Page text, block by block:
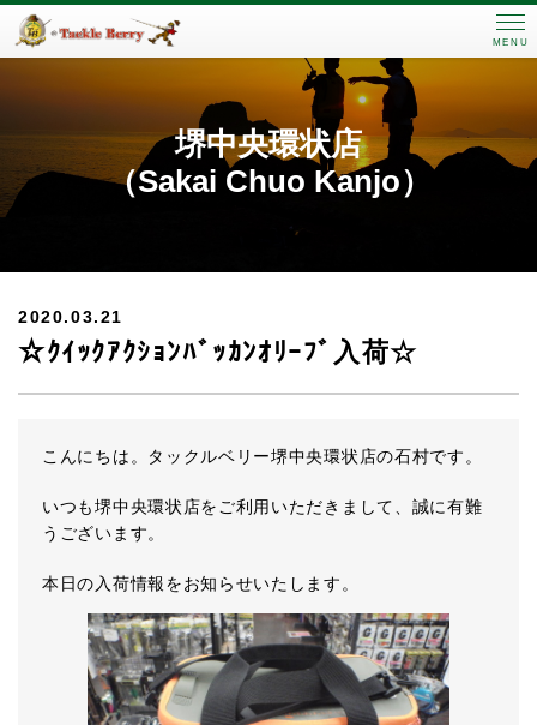
MENU
堺中央環状店
（Sakai Chuo Kanjo）
2020.03.21
☆ｸｲｯｸｱｸｼｮﾝﾊﾞｯｶﾝｵﾘｰﾌﾞ入荷☆
こんにちは。タックルベリー堺中央環状店の石村です。
いつも堺中央環状店をご利用いただきまして、誠に有難
うございます。
本日の入荷情報をお知らせいたします。